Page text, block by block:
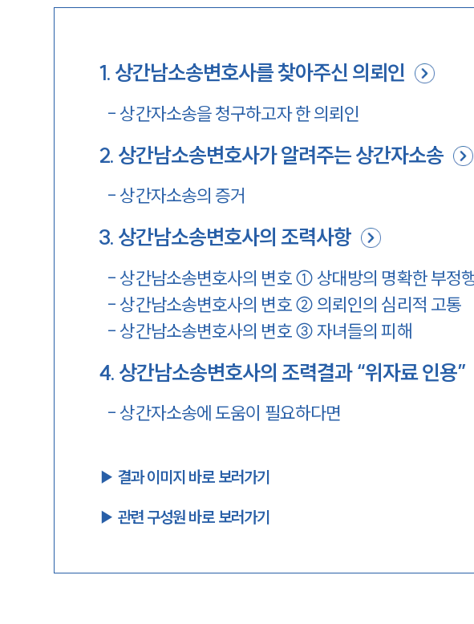
1. 상간남소송변호사를 찾아주신 의뢰인
- 상간자소송을 청구하고자 한 의뢰인
2. 상간남소송변호사가 알려주는 상간자소송
- 상간자소송의 증거
3. 상간남소송변호사의 조력사항
- 상간남소송변호사의 변호 ① 상대방의 명확한 부정
- 상간남소송변호사의 변호 ② 의뢰인의 심리적 고통
- 상간남소송변호사의 변호 ③ 자녀들의 피해
4. 상간남소송변호사의 조력결과 “위자료 인용”
- 상간자소송에 도움이 필요하다면
▶︎ 결과 이미지 바로 보러가기
▶︎ 관련 구성원 바로 보러가기